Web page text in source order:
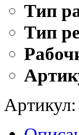
Тип
Тип
Артикул: